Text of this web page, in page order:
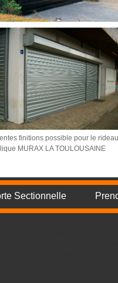
finitions possible pour le rideau
MURAX LA TOULOUSAINE
Sectionnelle